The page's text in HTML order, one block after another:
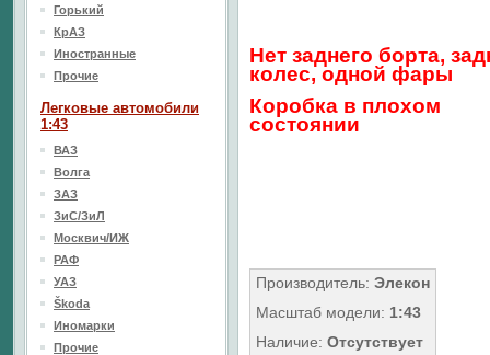
Нет заднего борта,
колес, одной фары
Коробка в плохом
состоянии
Производитель: Элекон
Масштаб модели: 1:43
Наличие: Отсутствует
Горький
КрАЗ
Иностранные
Прочие
Легковые автомобили
1:43
ВАЗ
Волга
ЗАЗ
ЗиС/ЗиЛ
Москвич/ИЖ
РАФ
УАЗ
Škoda
Иномарки
Прочие